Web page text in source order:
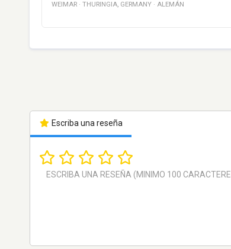
WEIMAR · THURINGIA, GERMANY · ALEMÁN
Escriba una reseña